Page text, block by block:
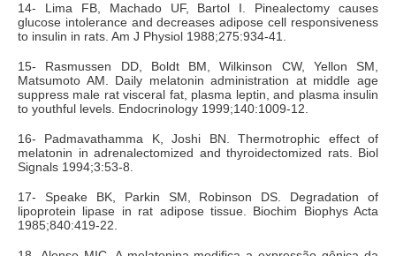
14- Lima FB, Machado UF, Bartol I. Pinealectomy causes
glucose intolerance and decreases adipose cell responsiveness
to insulin in rats. Am J Physiol 1988;275:934-41.
15- Rasmussen DD, Boldt BM, Wilkinson CW, Yellon SM,
Matsumoto AM. Daily melatonin administration at middle age
suppress male rat visceral fat, plasma leptin, and plasma insulin
to youthful levels. Endocrinology 1999;140:1009-12.
16- Padmavathamma K, Joshi BN. Thermotrophic effect of
melatonin in adrenalectomized and thyroidectomized rats. Biol
Signals 1994;3:53-8.
17- Speake BK, Parkin SM, Robinson DS. Degradation of
lipoprotein lipase in rat adipose tissue. Biochim Biophys Acta
1985;840:419-22.